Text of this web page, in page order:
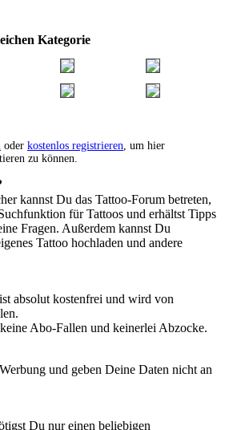
Kategorie
oder kostenlos registrieren , um hier
zu können.
kannst Du das Tattoo-Forum betreten,
für Tattoos und erhältst Tipps
Fragen. Außerdem kannst Du
Tattoo hochladen und andere
absolut kostenfrei und wird von
Abo-Fallen und keinerlei Abzocke.
und geben Deine Daten nicht an
Du nur einen beliebigen